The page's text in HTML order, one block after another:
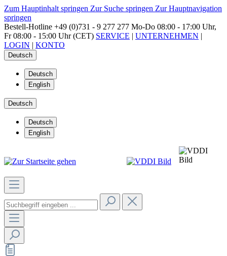
Zum Hauptinhalt springen Zur Suche springen Zur Hauptnavigation
springen
Bestell-Hotline +49 (0)731 - 9 277 277 Mo-Do 08:00 - 17:00 Uhr,
Fr 08:00 - 15:00 Uhr (CET) SERVICE | UNTERNEHMEN |
LOGIN | KONTO
Deutsch
Deutsch
English
Deutsch
Deutsch
English